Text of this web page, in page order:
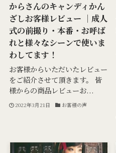
からさんのキャンディかん
ざしお客様レビュー ｜成人
式の前撮り・本番・お呼ば
れと様々なシーンで使いま
わしてます！
お客様からいただいたレビュー
をご紹介させて頂きます。 皆
様からの商品レビューお...
2022年3月21日 お客様の声